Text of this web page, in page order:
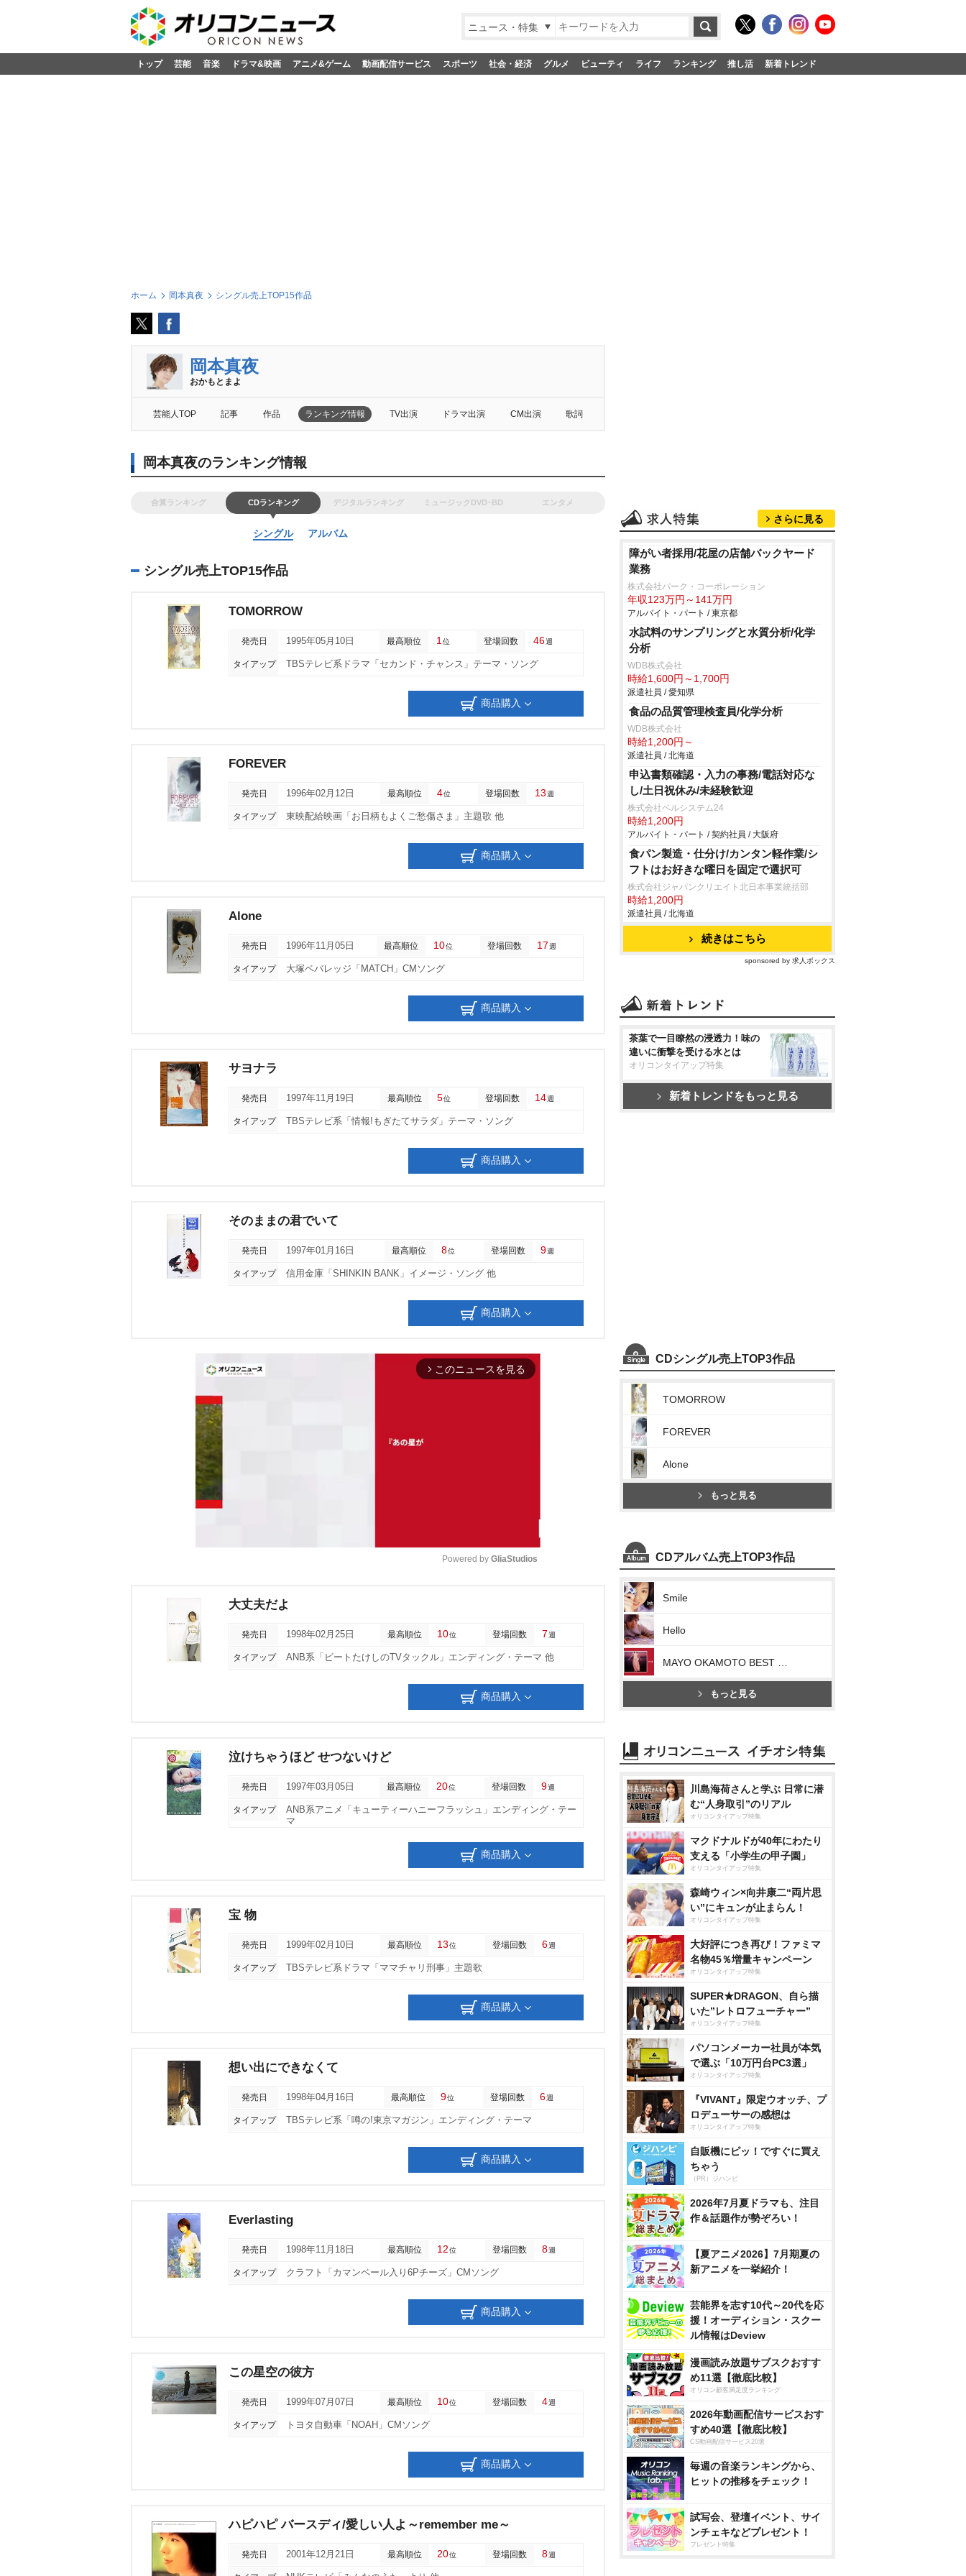
ニュース・特集
トップ 芸能 音楽 ドラマ&映画 アニメ&ゲーム 動画配信サービス スポーツ 社会・経済 グルメ ビューティ ライフ ランキング 推し活 新着トレンド
ホーム 岡本真夜 シングル売上TOP15作品
岡本真夜
おかもとまよ
芸能人TOP 記事 作品 ランキング情報 TV出演 ドラマ出演 CM出演 歌詞
岡本真夜のランキング情報
合算ランキング CDランキング デジタルランキング ミュージックDVD･BD エンタメ
シングル アルバム
シングル売上TOP15作品
TOMORROW
発売日 1995年05月10日 最高順位 1 位 登場回数 46週
タイアップ TBSテレビ系ドラマ「セカンド・チャンス」テーマ・ソング
商品購入
FOREVER
発売日 1996年02月12日 最高順位 4位 登場回数 13週
タイアップ 東映配給映画「お日柄もよくご愁傷さま」主題歌 他
商品購入
Alone
発売日 1996年11月05日 最高順位 10位 登場回数 17週
タイアップ 大塚ベバレッジ「MATCH」CMソング
商品購入
サヨナラ
発売日 1997年11月19日 最高順位 5位 登場回数 14週
タイアップ TBSテレビ系「情報!もぎたてサラダ」テーマ・ソング
商品購入
そのままの君でいて
発売日 1997年01月16日 最高順位 8位 登場回数 9週
タイアップ 信用金庫「SHINKIN BANK」イメージ・ソング 他
商品購入
arrow_forward_ios このニュースを見る
e
Powered by GliaStudios
大丈夫だよ
発売日 1998年02月25日 最高順位 10位 登場回数 7週
タイアップ ANB系「ビートたけしのTVタックル」エンディング・テーマ 他
商品購入
泣けちゃうほど せつないけど
発売日 1997年03月05日 最高順位 20位 登場回数 9週
タイアップ
ANB系アニメ「キューティーハニーフラッシュ」エンディング・テー
マ
商品購入
宝 物
発売日 1999年02月10日 最高順位 13位 登場回数 6週
タイアップ TBSテレビ系ドラマ「ママチャリ刑事」主題歌
商品購入
想い出にできなくて
発売日 1998年04月16日 最高順位 9位 登場回数 6週
タイアップ TBSテレビ系「噂の!東京マガジン」エンディング・テーマ
商品購入
Everlasting
発売日 1998年11月18日 最高順位 12位 登場回数 8週
タイアップ クラフト「カマンベール入り6Pチーズ」CMソング
商品購入
この星空の彼方
発売日 1999年07月07日 最高順位 10位 登場回数 4週
タイアップ トヨタ自動車「NOAH」CMソング
商品購入
ハピハピ バースディ/愛しい人よ～remember me～
発売日 2001年12月21日 最高順位 20位 登場回数 8週
さらに見る
障がい者採用/花屋の店舗バックヤード
業務
株式会社パーク・コーポレーション
年収123万円～141万円
アルバイト・パート / 東京都
水試料のサンプリングと水質分析/化学
分析
WDB株式会社
時給1,600円～1,700円
派遣社員 / 愛知県
食品の品質管理検査員/化学分析
WDB株式会社
時給1,200円～
派遣社員 / 北海道
申込書類確認・入力の事務/電話対応な
し/土日祝休み/未経験歓迎
株式会社ベルシステム24
時給1,200円
アルバイト・パート / 契約社員 / 大阪府
食パン製造・仕分け/カンタン軽作業/シ
フトはお好きな曜日を固定で選択可
株式会社ジャパンクリエイト北日本事業統括部
時給1,200円
派遣社員 / 北海道
続きはこちら
sponsored by 求人ボックス
茶葉で一目瞭然の浸透力！味の
違いに衝撃を受ける水とは
オリコンタイアップ特集
新着トレンドをもっと見る
CDシングル売上TOP3作品
TOMORROW
FOREVER
Alone
もっと見る
CDアルバム売上TOP3作品
Smile
Hello
もっと見る
川島海荷さんと学ぶ 日常に潜
む“人身取引”のリアル
オリコンタイアップ特集
マクドナルドが40年にわたり
支える「小学生の甲子園」
オリコンタイアップ特集
森崎ウィン×向井康二“両片思
い”にキュンが止まらん！
オリコンタイアップ特集
大好評につき再び！ファミマ
名物45％増量キャンペーン
オリコンタイアップ特集
SUPER★DRAGON、自ら描
いた”レトロフューチャー”
オリコンタイアップ特集
パソコンメーカー社員が本気
で選ぶ「10万円台PC3選」
オリコンタイアップ特集
『VIVANT』限定ウオッチ、プ
ロデューサーの感想は
オリコンタイアップ特集
自販機にピッ！ですぐに買え
ちゃう
（PR）ジハンピ
2026年7月夏ドラマも、注目
作＆話題作が勢ぞろい！
【夏アニメ2026】7月期夏の
新アニメを一挙紹介！
芸能界を志す10代～20代を応
援！オーディション・スクー
ル情報はDeview
漫画読み放題サブスクおすす
め11選【徹底比較】
オリコン顧客満足度ランキング
2026年動画配信サービスおす
すめ40選【徹底比較】
CS動画配信サービス20選
毎週の音楽ランキングから、
ヒットの推移をチェック！
試写会、登壇イベント、サイ
ンチェキなどプレゼント！
プレゼント特集